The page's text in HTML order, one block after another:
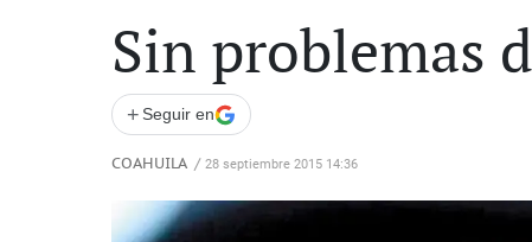
Sin problemas
+ Seguir en
COAHUILA / 28 septiembre 2015 14:36